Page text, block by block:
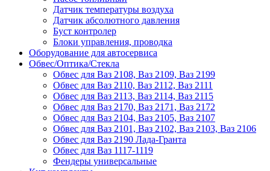
Датчик температуры воздуха
Датчик абсолютного давления
Буст контролер
Блоки управления, проводка
Оборудование для автосервиса
Обвес/Оптика/Стекла
Обвес для Ваз 2108, Ваз 2109, Ваз 2199
Обвес для Ваз 2110, Ваз 2112, Ваз 2111
Обвес для Ваз 2113, Ваз 2114, Ваз 2115
Обвес для Ваз 2170, Ваз 2171, Ваз 2172
Обвес для Ваз 2104, Ваз 2105, Ваз 2107
Обвес для Ваз 2101, Ваз 2102, Ваз 2103, Ваз 2106
Обвес для Ваз 2190 Лада-Гранта
Обвес для Ваз 1117-1119
Фендеры универсальные